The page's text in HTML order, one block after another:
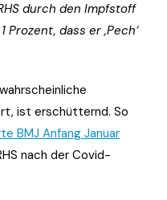
durch den Impfstoff
dass er ‚Pech‘
ist erschütternd. So
BMJ Anfang Januar
nach der Covid-